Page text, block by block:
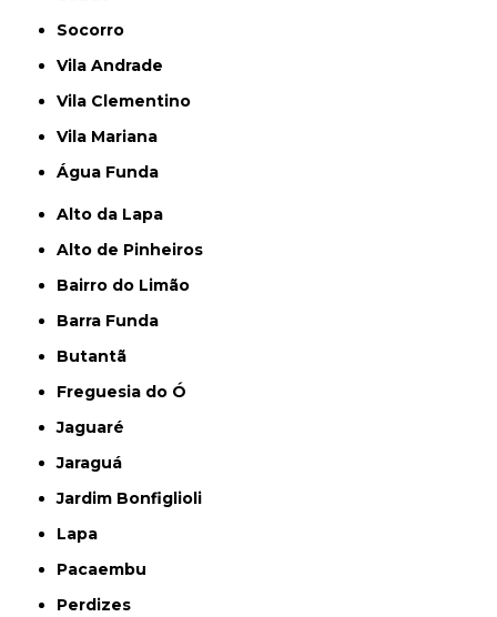
Socorro
Vila Andrade
Vila Clementino
Vila Mariana
Água Funda
Alto da Lapa
Alto de Pinheiros
Bairro do Limão
Barra Funda
Butantã
Freguesia do Ó
Jaguaré
Jaraguá
Jardim Bonfiglioli
Lapa
Pacaembu
Perdizes